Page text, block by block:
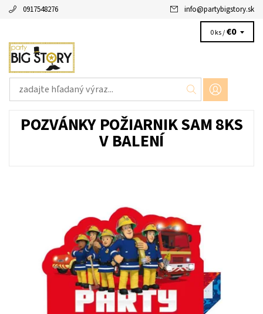
0917548276 info@partybigstory.sk
0 ks /€0
POZVÁNKY POŽIARNIK SAM 8KS
V BALENÍ